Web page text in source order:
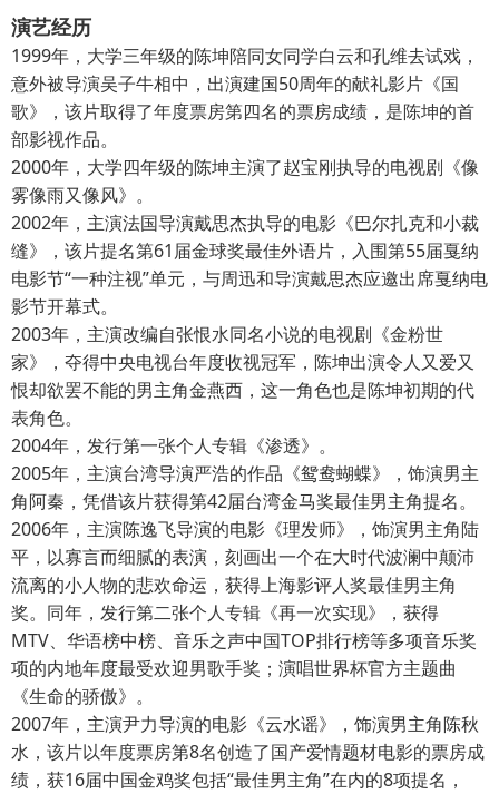
演艺经历
1999年，大学三年级的陈坤陪同女同学白云和孔维去试戏，
意外被导演吴子牛相中，出演建国50周年的献礼影片《国
歌》，该片取得了年度票房第四名的票房成绩，是陈坤的首
部影视作品。
2000年，大学四年级的陈坤主演了赵宝刚执导的电视剧《像
雾像雨又像风》。
2002年，主演法国导演戴思杰执导的电影《巴尔扎克和小裁
缝》，该片提名第61届金球奖最佳外语片，入围第55届戛纳
电影节“一种注视”单元，与周迅和导演戴思杰应邀出席戛纳电
影节开幕式。
2003年，主演改编自张恨水同名小说的电视剧《金粉世
家》，夺得中央电视台年度收视冠军，陈坤出演令人又爱又
恨却欲罢不能的男主角金燕西，这一角色也是陈坤初期的代
表角色。
2004年，发行第一张个人专辑《渗透》。
2005年，主演台湾导演严浩的作品《鸳鸯蝴蝶》，饰演男主
角阿秦，凭借该片获得第42届台湾金马奖最佳男主角提名。
2006年，主演陈逸飞导演的电影《理发师》，饰演男主角陆
平，以寡言而细腻的表演，刻画出一个在大时代波澜中颠沛
流离的小人物的悲欢命运，获得上海影评人奖最佳男主角
奖。同年，发行第二张个人专辑《再一次实现》，获得
MTV、华语榜中榜、音乐之声中国TOP排行榜等多项音乐奖
项的内地年度最受欢迎男歌手奖；演唱世界杯官方主题曲
《生命的骄傲》。
2007年，主演尹力导演的电影《云水谣》，饰演男主角陈秋
水，该片以年度票房第8名创造了国产爱情题材电影的票房成
绩，获16届中国金鸡奖包括“最佳男主角”在内的8项提名，